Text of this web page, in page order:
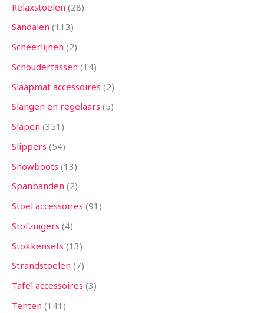
Relaxstoelen 28
Sandalen 113
Scheerlijnen 2
Schoudertassen 14
Slaapmat accessoires 2
Slangen en regelaars 5
Slapen 351
Slippers 54
Snowboots 13
Spanbanden 2
Stoel accessoires 91
Stofzuigers 4
Stokkensets 13
Strandstoelen 7
Tafel accessoires 3
Tenten 141